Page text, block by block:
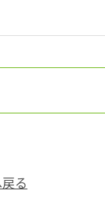
る